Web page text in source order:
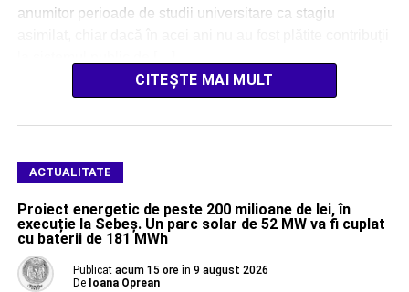
anumitor perioade de studii universitare ca stagiu
CITEȘTE MAI MULT
ACTUALITATE
Proiect energetic de peste 200 milioane de lei, în
execuție la Sebeș. Un parc solar de 52 MW va fi cuplat
cu baterii de 181 MWh
Publicat acum 15 ore în 9 august 2026
De Ioana Oprean